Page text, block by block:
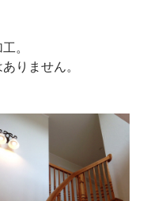
。
りません。